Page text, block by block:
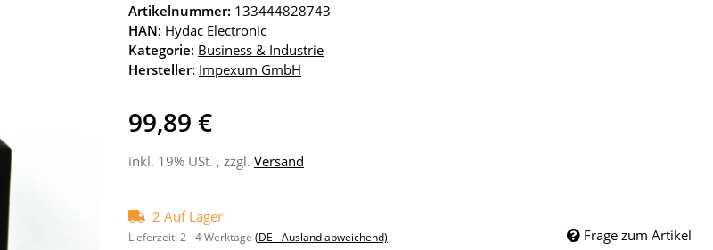
Artikelnummer: 133444828743
HAN: Hydac Electronic
Kategorie: Business & Industrie
Hersteller: Impexum GmbH
99,89 €
inkl. 19% USt. , zzgl. Versand
2 Auf Lager
Lieferzeit:2 - 4 Werktage (DE - Ausland abweichend) Frage zum Artikel